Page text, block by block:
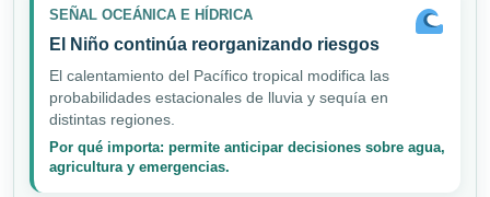
SEÑAL OCEÁNICA E HÍDRICA
El Niño continúa reorganizando riesgos
El calentamiento del Pacífico tropical modifica las
probabilidades estacionales de lluvia y sequía en
distintas regiones.
Por qué importa: permite anticipar decisiones sobre agua,
agricultura y emergencias.